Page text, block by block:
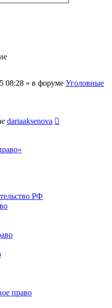
08:28 » в форуме Уголовные
dariaaksenova
РФ
право